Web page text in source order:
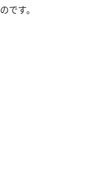
です。